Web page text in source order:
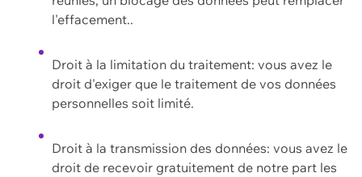
l'effacement..
Droit à la limitation du traitement: vous avez le
droit d'exiger que le traitement de vos données
personnelles soit limité.
Droit à la transmission des données: vous avez le
droit de recevoir gratuitement de notre part les